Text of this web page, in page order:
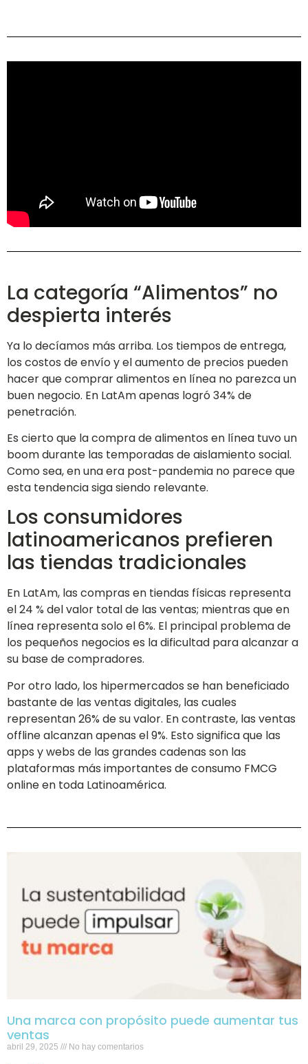
La categoría “Alimentos” no
despierta interés
Ya lo decíamos más arriba. Los tiempos de entrega,
los costos de envío y el aumento de precios pueden
hacer que comprar alimentos en línea no parezca un
buen negocio. En LatAm apenas logró 34% de
penetración.
Es cierto que la compra de alimentos en línea tuvo un
boom durante las temporadas de aislamiento social.
Como sea, en una era post-pandemia no parece que
esta tendencia siga siendo relevante.
Los consumidores
latinoamericanos prefieren
las tiendas tradicionales
En LatAm, las compras en tiendas físicas representa
el 24 % del valor total de las ventas; mientras que en
línea representa solo el 6%. El principal problema de
los pequeños negocios es la dificultad para alcanzar a
su base de compradores.
Por otro lado, los hipermercados se han beneficiado
bastante de las ventas digitales, las cuales
representan 26% de su valor. En contraste, las ventas
offline alcanzan apenas el 9%. Esto significa que las
apps y webs de las grandes cadenas son las
plataformas más importantes de consumo FMCG
online en toda Latinoamérica.
Una marca con propósito puede aumentar tus
ventas
abril 29, 2025 No hay comentarios